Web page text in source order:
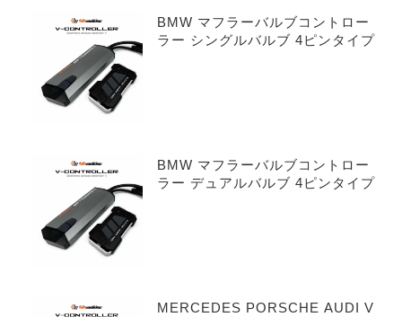
BMW マフラーバルブコントロー
ラー シングルバルブ 4ピンタイプ
BMW マフラーバルブコントロー
ラー デュアルバルブ 4ピンタイプ
MERCEDES PORSCHE AUDI V